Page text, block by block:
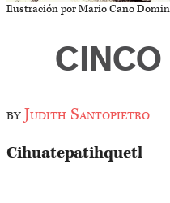
Ilustración por Mario Cano
CINCO
byJudith Santopietro
Cihuatepatihquetl